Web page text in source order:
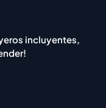
incluyentes,